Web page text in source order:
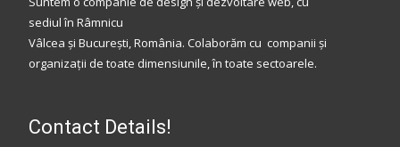
sediulîn Râmnicu
Vâlcea și București,România. Colaborăm cu companii și
organizații de toate dimensiunile, în toate sectoarele.
Contact Details!